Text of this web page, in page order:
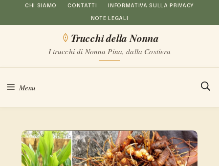
al
CHI SIAMO CONTATTI INFORMATIVA SULLA PRIVACY
NOTE LEGALI
Trucchi della Nonna
I trucchi di Nonna Pina, dalla Costiera
Menu